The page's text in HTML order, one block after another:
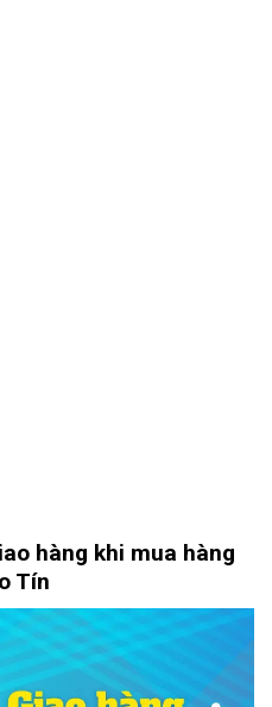
hàng khi mua hàng
Tín